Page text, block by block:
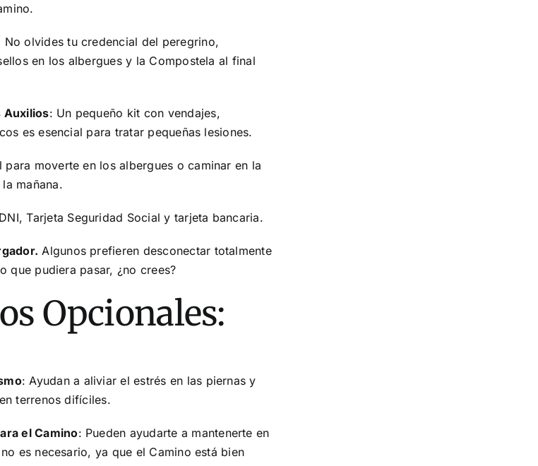
No olvides tu credencial del peregrino,
en los albergues y la Compostela al final
Auxilios: Un pequeño kit con vendajes,
es esencial para tratar pequeñas lesiones.
para moverte en los albergues o caminar en la
mañana.
DNI, Tarjeta Seguridad Social y tarjeta bancaria.
Algunos prefieren desconectar totalmente
que pudiera pasar, ¿no crees?
Opcionales:
: Ayudan a aliviar el estrés en las piernas y
terrenos difíciles.
el Camino: Pueden ayudarte a mantenerte en
es necesario, ya que el Camino está bien